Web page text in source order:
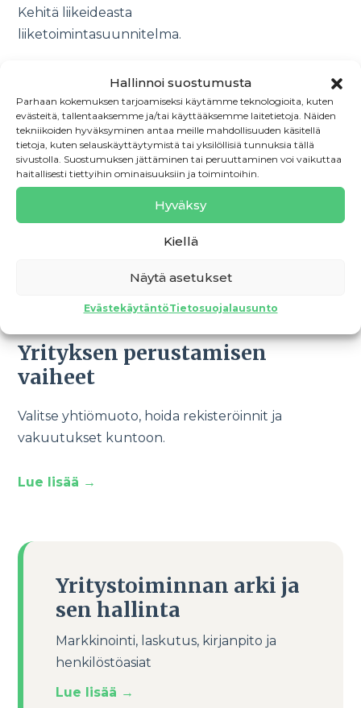
Hallinnoi suostumusta
Parhaan kokemuksen tarjoamiseksi käytämme teknologioita, kuten
evästeitä, tallentaaksemme ja/tai käyttääksemme laitetietoja. Näiden
tekniikoiden hyväksyminen antaa meille mahdollisuuden käsitellä
tietoja, kuten selauskäyttäytymistä tai yksilöllisiä tunnuksia tällä
sivustolla. Suostumuksen jättäminen tai peruuttaminen voi vaikuttaa
haitallisesti tiettyihin ominaisuuksiin ja toimintoihin.
Hyväksy
Kiellä
Näytä asetukset
EvästekäytäntöTietosuojalausunto
Kehitä liikeideasta
liiketoimintasuunnitelma.
Yrityksen perustamisen
vaiheet
Valitse yhtiömuoto, hoida rekisteröinnit ja
vakuutukset kuntoon.
Lue lisää →
Yritystoiminnan arki ja
sen hallinta
Markkinointi, laskutus, kirjanpito ja
henkilöstöasiat
Lue lisää →